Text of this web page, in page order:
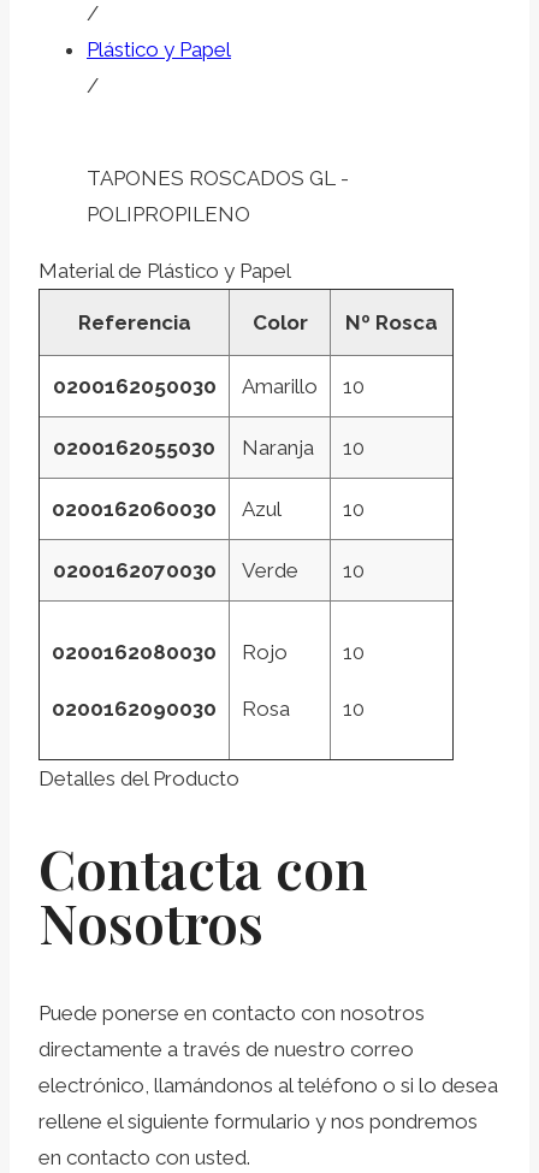
/
Plástico y Papel
/
TAPONES ROSCADOS GL -
POLIPROPILENO
Material de Plástico y Papel
Referencia Color Nº Rosca
0200162050030 Amarillo 10
0200162055030 Naranja 10
0200162060030 Azul 10
0200162070030 Verde 10
0200162080030
0200162090030
Rojo
Rosa
10
10
Detalles del Producto
Contacta con
Nosotros
Puede ponerse en contacto con nosotros
directamente a través de nuestro correo
electrónico, llamándonos al teléfono o si lo desea
rellene el siguiente formulario y nos pondremos
en contacto con usted.